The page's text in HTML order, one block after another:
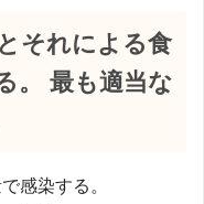
それによる食
。 最も適当な
感染する。